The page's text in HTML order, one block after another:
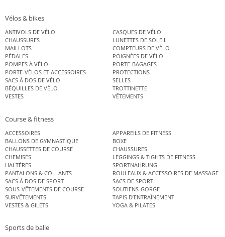
Vélos & bikes
ANTIVOLS DE VÉLO
CASQUES DE VÉLO
CHAUSSURES
LUNETTES DE SOLEIL
MAILLOTS
COMPTEURS DE VÉLO
PÉDALES
POIGNÉES DE VÉLO
POMPES À VÉLO
PORTE-BAGAGES
PORTE-VÉLOS ET ACCESSOIRES
PROTECTIONS
SACS À DOS DE VÉLO
SELLES
BÉQUILLES DE VÉLO
TROTTINETTE
VESTES
VÊTEMENTS
Course & fitness
ACCESSOIRES
APPAREILS DE FITNESS
BALLONS DE GYMNASTIQUE
BOXE
CHAUSSETTES DE COURSE
CHAUSSURES
CHEMISES
LEGGINGS & TIGHTS DE FITNESS
HALTÈRES
SPORTNAHRUNG
PANTALONS & COLLANTS
ROULEAUX & ACCESSOIRES DE MASSAGE
SACS À DOS DE SPORT
SACS DE SPORT
SOUS-VÊTEMENTS DE COURSE
SOUTIENS-GORGE
SURVÊTEMENTS
TAPIS D’ENTRAÎNEMENT
VESTES & GILETS
YOGA & PILATES
Sports de balle